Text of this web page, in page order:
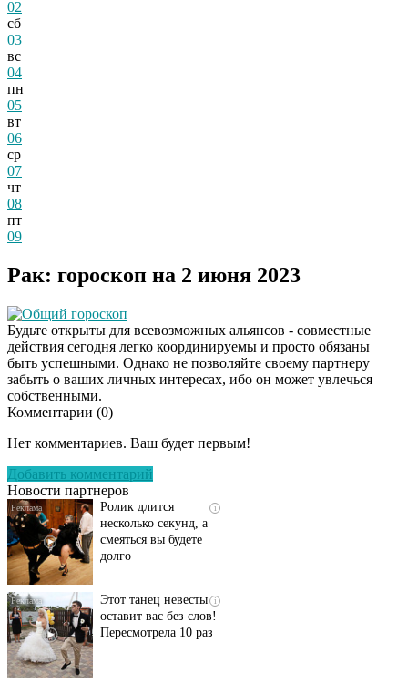
02
сб
03
вс
04
пн
05
вт
06
ср
07
чт
08
пт
09
Рак: гороскоп на 2 июня 2023
Общий гороскоп
Будьте открыты для всевозможных альянсов - совместные
действия сегодня легко координируемы и просто обязаны
быть успешными. Однако не позволяйте своему партнеру
забыть о ваших личных интересах, ибо он может увлечься
собственными.
Комментарии (0)
Нет комментариев. Ваш будет первым!
Добавить комментарий
Новости партнеров
Скрытая камера на
люди вытворяют, когда
i
Ролик длится
несколько секунд, а
смеяться вы будете
долго
i
Этот танец невесты
оставит вас без слов!
Пересмотрела 10 раз